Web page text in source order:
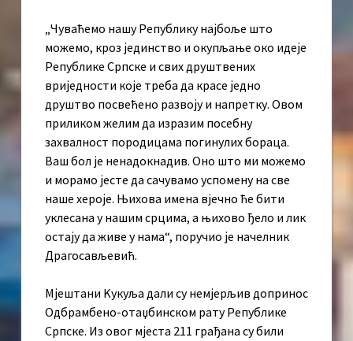
„Чуваћемо нашу Републику најбоље што
можемо, кроз јединство и окупљање око идеје
Републике Српске и свих друштвених
вриједности које треба да красе једно
друштво посвећено развоју и напретку. Овом
приликом желим да изразим посебну
захвалност породицама погинулих бораца.
Ваш бол је ненадокнадив. Оно што ми можемо
и морамо јесте да сачувамо успомену на све
наше хероје. Њихова имена вјечно ће бити
уклесана у нашим срцима, а њихово ђело и лик
остају да живе у нама“, поручио је начелник
Драгосављевић.
Мјештани Kукуља дали су немјерљив допринос
Одбрамбено-отаџбинском рату Републике
Српске. Из овог мјеста 211 грађана су били